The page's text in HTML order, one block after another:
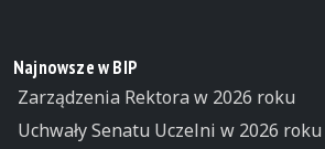
Najnowsze w BIP
Zarządzenia Rektora w 2026 roku
Uchwały Senatu Uczelni w 2026 roku